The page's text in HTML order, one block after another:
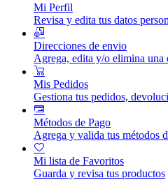
Mi Perfil
Revisa y edita tus datos
Direcciones de envio
Agrega, edita y/o elimina una
Mis Pedidos
Gestiona tus pedidos,
Métodos de Pago
Agrega y valida tus métodos
Mi lista de Favoritos
Guarda y revisa tus productos